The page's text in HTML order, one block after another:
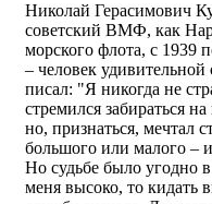
Николай Герасимович
советский ВМФ, как
морского флота, с 1939
– человек
писал: "Я никогда не
стремился забираться
но, признаться, мечтал
большого или малого –
Но судьбе было угодно
меня высоко, то кидать